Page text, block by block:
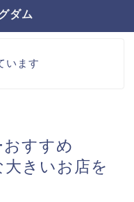
ダム
います
すすめ
きいお店を